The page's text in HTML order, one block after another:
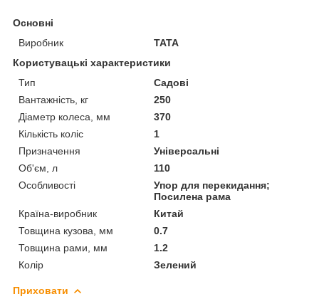
Основні
Виробник
TATA
Користувацькі характеристики
Тип
Садові
Вантажність, кг
250
Діаметр колеса, мм
370
Кількість коліс
1
Призначення
Універсальні
Об'єм, л
110
Особливості
Упор для перекидання;
Посилена рама
Країна-виробник
Китай
Товщина кузова, мм
0.7
Товщина рами, мм
1.2
Колір
Зелений
Приховати